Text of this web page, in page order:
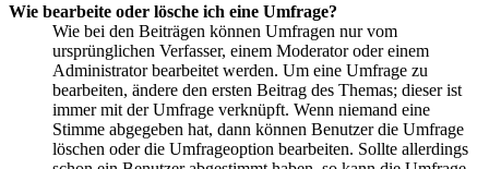
Wie bearbeite oder lösche ich eine Umfrage?
Wie bei den Beiträgen können Umfragen nur vom
ursprünglichen Verfasser, einem Moderator oder einem
Administrator bearbeitet werden. Um eine Umfrage zu
bearbeiten, ändere den ersten Beitrag des Themas; dieser ist
immer mit der Umfrage verknüpft. Wenn niemand eine
Stimme abgegeben hat, dann können Benutzer die Umfrage
löschen oder die Umfrageoption bearbeiten. Sollte allerdings